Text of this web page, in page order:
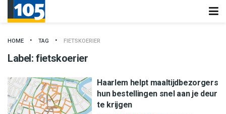
HOME TAG FIETSKOERIER
Label:fietskoerier
Haarlem helpt maaltijdbezorgers
hun bestellingen snel aan je deur
te krijgen